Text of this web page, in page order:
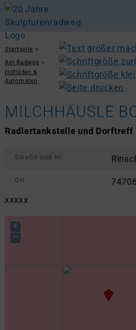
Startseite
Am Radweg
Hofläden &
Automaten
MILCHHÄUSLE
Radlertankstelle und Dorftreff
Straße und Nr.
Ort
xxxxx
+
−